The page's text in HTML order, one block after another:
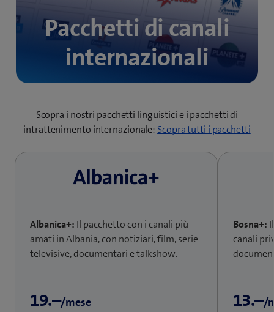
Pacchetti di canali
internazionali
Scopra i nostri pacchetti linguistici e i pacchetti di
intrattenimento internazionale: Scopra tutti i pacchetti
Albanica+: Il pacchetto con i canali più
amati in Albania, con notiziari, film, serie
televisive, documentari e talkshow.
19.–/mese
Bosna+:
canali
13.–/